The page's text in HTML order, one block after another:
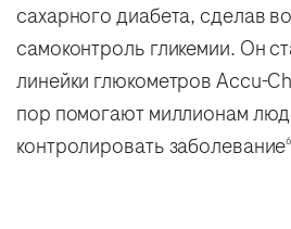
сахарного диабета, сделав
самоконтроль гликемии. Он
линейки глюкометров Accu-
пор помогают миллионам
контролировать заболевание6